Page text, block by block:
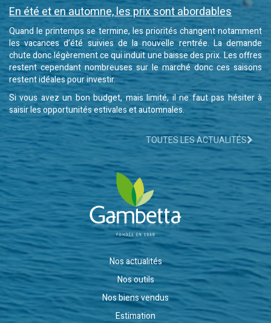
En été et en automne, les prix sont abordables
Quand le printemps se termine, les priorités changent notamment
les vacances d’été suivies de la nouvelle rentrée. La demande
chute donc légèrement ce qui induit une baisse des prix. Les offres
restent cependant nombreuses sur le marché donc ces saisons
restent idéales pour investir.
Si vous avez un bon budget, mais limité, il ne faut pas hésiter à
saisir les opportunités estivales et automnales.
TOUTES LES ACTUALITÉS
Nos actualités
Nos outils
Nos biens vendus
Estimation